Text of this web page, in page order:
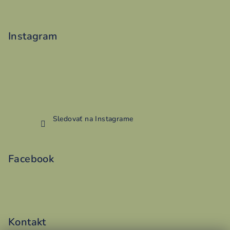
Instagram
Sledovať na Instagrame
Facebook
Kontakt